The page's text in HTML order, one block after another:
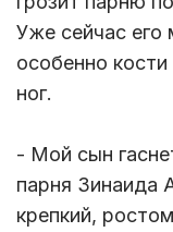
Уже сейчас его
особенно
ног.
- Мой сын
парня Зинаида
крепкий,